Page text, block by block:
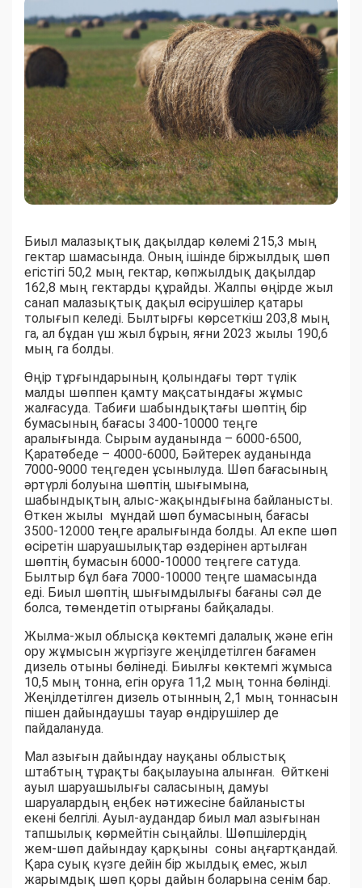
Биыл малазықтық дақылдар көлемі 215,3 мың
гектар шамасында. Оның ішінде біржылдық шөп
егістігі 50,2 мың гектар, көпжылдық дақылдар
162,8 мың гектарды құрайды. Жалпы өңірде жыл
санап малазықтық дақыл өсірушілер қатары
толығып келеді. Былтырғы көрсеткіш 203,8 мың
га, ал бұдан үш жыл бұрын, яғни 2023 жылы 190,6
мың га болды.
Өңір тұрғындарының қолындағы төрт түлік
малды шөппен қамту мақсатындағы жұмыс
жалғасуда. Табиғи шабындықтағы шөптің бір
бумасының бағасы 3400-10000 теңге
аралығында. Сырым ауданында – 6000-6500,
Қаратөбеде – 4000-6000, Бәйтерек ауданында
7000-9000 теңгеден ұсынылуда. Шөп бағасының
әртүрлі болуына шөптің шығымына,
шабындықтың алыс-жақындығына байланысты.
Өткен жылы мұндай шөп бумасының бағасы
3500-12000 теңге аралығында болды. Ал екпе шөп
өсіретін шаруашылықтар өздерінен артылған
шөптің бумасын 6000-10000 теңгеге сатуда.
Былтыр бұл баға 7000-10000 теңге шамасында
еді. Биыл шөптің шығымдылығы бағаны сәл де
болса, төмендетіп отырғаны байқалады.
Жылма-жыл облысқа көктемгі далалық және егін
ору жұмысын жүргізуге жеңілдетілген бағамен
дизель отыны бөлінеді. Биылғы көктемгі жұмыса
10,5 мың тонна, егін оруға 11,2 мың тонна бөлінді.
Жеңілдетілген дизель отынның 2,1 мың тоннасын
пішен дайындаушы тауар өндірушілер де
пайдалануда.
Мал азығын дайындау науқаны облыстық
штабтың тұрақты бақылауына алынған. Өйткені
ауыл шаруашылығы саласының дамуы
шаруалардың еңбек нәтижесіне байланысты
екені белгілі. Ауыл-аудандар биыл мал азығынан
тапшылық көрмейтін сыңайлы. Шөпшілердің
жем-шөп дайындау қарқыны соны аңғартқандай.
Қара суық күзге дейін бір жылдық емес, жыл
жарымдық шөп қоры дайын боларына сенім бар.